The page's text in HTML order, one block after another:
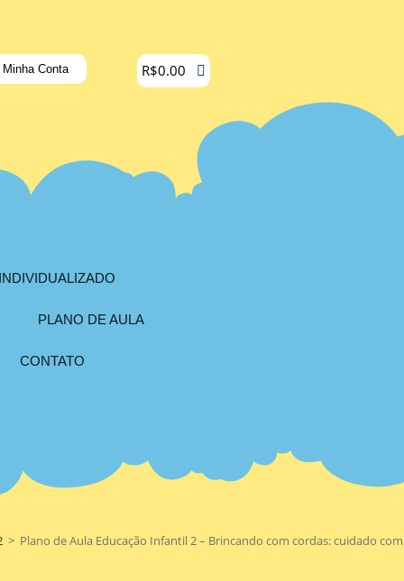
Minha Conta R$0.00
PLANO DE AULA
CONTATO
> Plano de Aula Educação Infantil 2 – Brincando com cordas: cuidado